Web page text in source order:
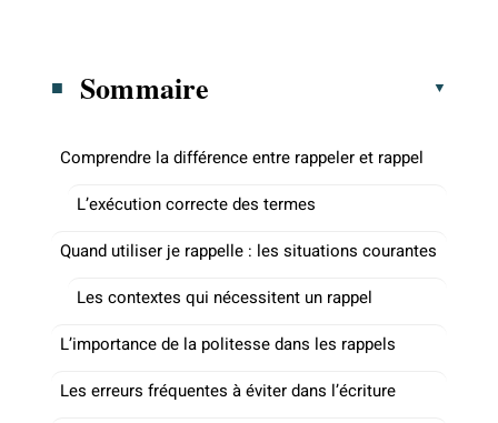
Sommaire
Comprendre la différence entre rappeler et rappel
L’exécution correcte des termes
Quand utiliser je rappelle : les situations courantes
Les contextes qui nécessitent un rappel
L’importance de la politesse dans les rappels
Les erreurs fréquentes à éviter dans l’écriture